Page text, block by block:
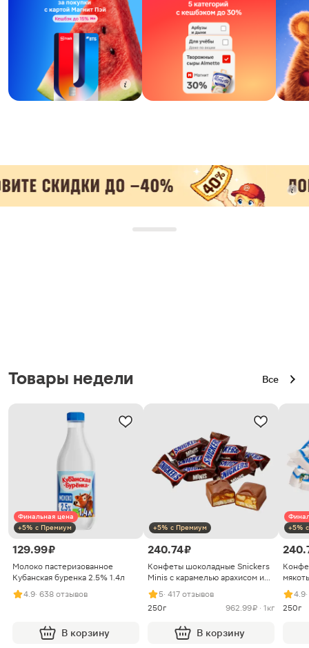
Товары недели Все
Финальная цена
+5% с Премиум
129.99 ₽
Молоко пастеризованное
Кубанская буренка 2.5% 1.4л
4.9· 638 отзывов
В корзину
+5% с Премиум
240.74 ₽
Конфеты шоколадные Snickers
Minis с карамелью арахисом и
нугой
5· 417 отзывов
250г
962.99 ₽ · 1кг
В корзину
+5%
4.9
250г